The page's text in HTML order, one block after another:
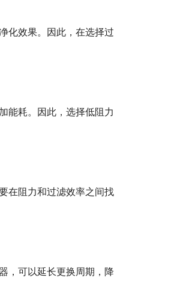
化效果。因此，在选择过
能耗。因此，选择低阻力
在阻力和过滤效率之间找
，可以延长更换周期，降